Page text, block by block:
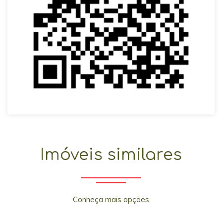
Imóveis similares
Conheça mais opções